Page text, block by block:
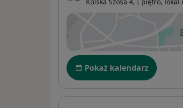
Dostępność
Pokaż kalendarz